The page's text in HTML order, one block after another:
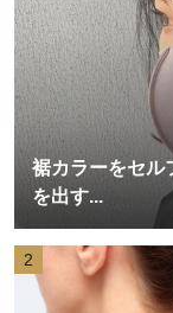
裾カラーをセル
を出す...
2